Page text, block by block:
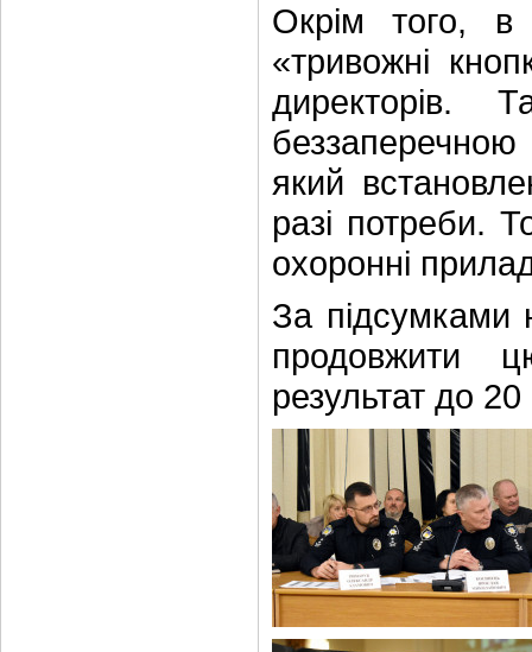
Окрім того, в
«тривожні
директорів.
який
разі потреби.
охоронні
За підсумками
продовжити
результат до 20